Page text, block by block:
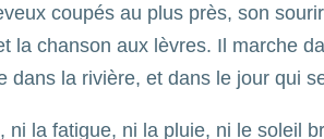
coupés au plus près, son
la chanson aux lèvres. Il marche
dans la rivière, et dans le jour qui
ni la fatigue, ni la pluie, ni le soleil